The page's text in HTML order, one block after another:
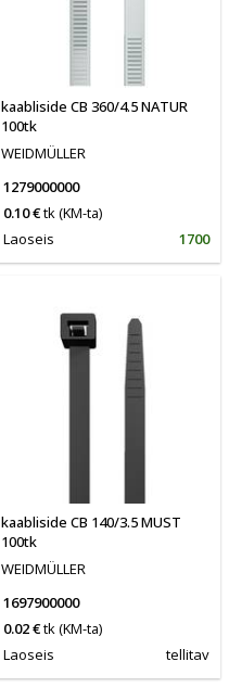
kaabliside CB 360/4.5 NATUR
100tk
WEIDMÜLLER
1279000000
0.10 €tk(KM-ta)
Laoseis
1700
kaabliside CB 140/3.5 MUST
100tk
WEIDMÜLLER
1697900000
0.02 €tk(KM-ta)
Laoseis
tellitav